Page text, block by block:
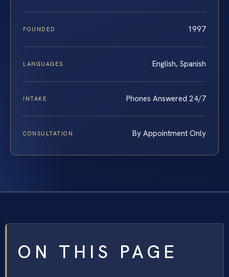
FOUNDED 1997
LANGUAGES English, Spanish
INTAKE Phones Answered 24/7
CONSULTATION By Appointment Only
ON THIS PAGE